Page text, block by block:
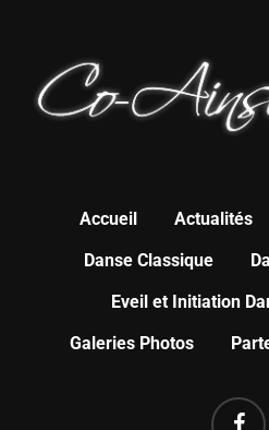
Accueil Actualités
Danse Classique
Eveil et Initiation
Galeries Photos